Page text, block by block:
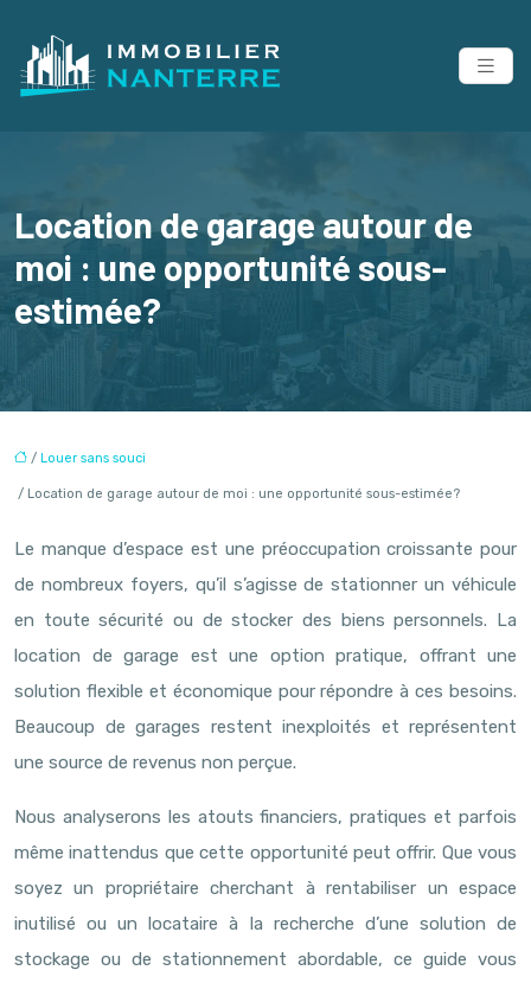
Location de garage autour de
moi : une opportunité sous-
estimée?
/ Louer sans souci
/ Location de garage autour de moi : une opportunité sous-estimée?
Le manque d’espace est une préoccupation croissante pour
de nombreux foyers, qu’il s’agisse de stationner un véhicule
en toute sécurité ou de stocker des biens personnels. La
location de garage est une option pratique, offrant une
solution flexible et économique pour répondre à ces besoins.
Beaucoup de garages restent inexploités et représentent
une source de revenus non perçue.
Nous analyserons les atouts financiers, pratiques et parfois
même inattendus que cette opportunité peut offrir. Que vous
soyez un propriétaire cherchant à rentabiliser un espace
inutilisé ou un locataire à la recherche d’une solution de
stockage ou de stationnement abordable, ce guide vous